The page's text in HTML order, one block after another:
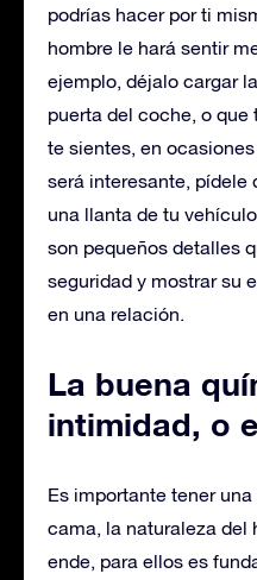
podrías hacer por ti
hombre le hará sentir
ejemplo, déjalo cargar
puerta del coche, o que
te sientes, en
será interesante, pídele
una llanta de tu
son pequeños detalles
seguridad y mostrar su
en una relación.
La buena
intimidad, o
Es importante tener
cama, la naturaleza del
ende, para ellos es